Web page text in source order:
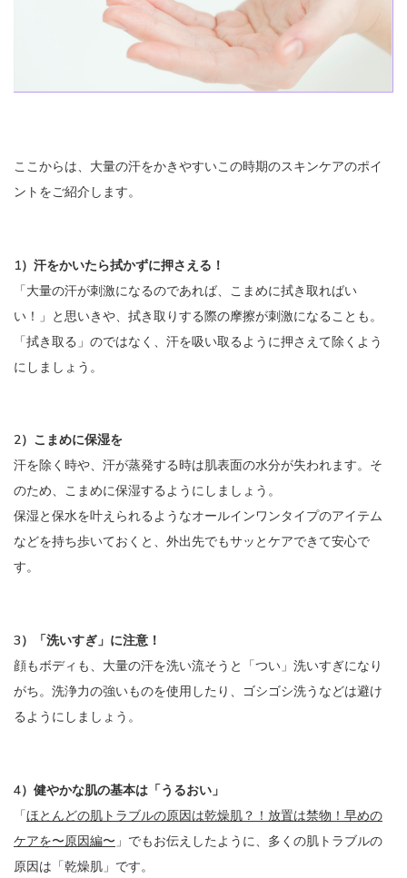
ここからは、大量の汗をかきやすいこの時期のスキンケアのポイ
ントをご紹介します。
1）汗をかいたら拭かずに押さえる！
「大量の汗が刺激になるのであれば、こまめに拭き取ればい
い！」と思いきや、拭き取りする際の摩擦が刺激になることも。
「拭き取る」のではなく、汗を吸い取るように押さえて除くよう
にしましょう。
2）こまめに保湿を
汗を除く時や、汗が蒸発する時は肌表面の水分が失われます。そ
のため、こまめに保湿するようにしましょう。
保湿と保水を叶えられるようなオールインワンタイプのアイテム
などを持ち歩いておくと、外出先でもサッとケアできて安心で
す。
3）「洗いすぎ」に注意！
顔もボディも、大量の汗を洗い流そうと「つい」洗いすぎになり
がち。洗浄力の強いものを使用したり、ゴシゴシ洗うなどは避け
るようにしましょう。
4）健やかな肌の基本は「うるおい」
「ほとんどの肌トラブルの原因は乾燥肌？！放置は禁物！早めの
ケアを〜原因編〜 」でもお伝えしたように、多くの肌トラブルの
原因は「乾燥肌」です。